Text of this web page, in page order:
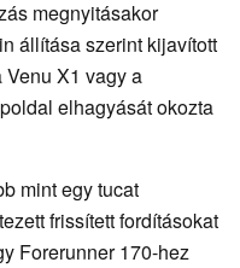
megnyitásakor
állítása szerint kijavított
X1 vagy a
elhagyását okozta
mint egy tucat
frissített fordításokat
Forerunner 170-hez